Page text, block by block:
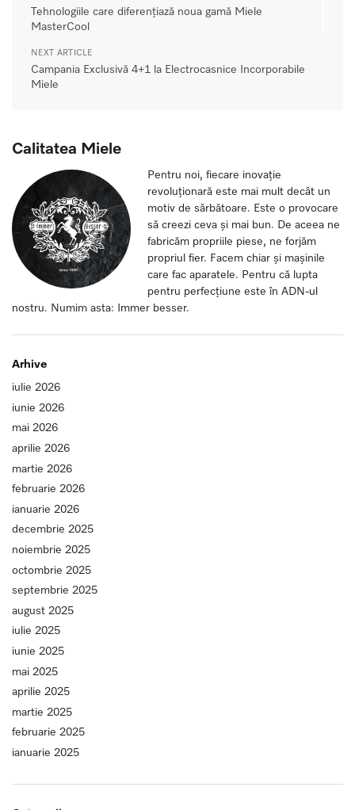
Tehnologiile care diferențiază noua gamă Miele
MasterCool
NEXT ARTICLE
Campania Exclusivă 4+1 la Electrocasnice Incorporabile
Miele
Calitatea Miele
Pentru noi, fiecare inovație
revoluționară este mai mult decât un
motiv de sărbătoare. Este o provocare
să creezi ceva și mai bun. De aceea ne
fabricăm propriile piese, ne forjăm
propriul fier. Facem chiar și mașinile
care fac aparatele. Pentru că lupta
pentru perfecțiune este în ADN-ul
nostru. Numim asta: Immer besser.
Arhive
iulie 2026
iunie 2026
mai 2026
aprilie 2026
martie 2026
februarie 2026
ianuarie 2026
decembrie 2025
noiembrie 2025
octombrie 2025
septembrie 2025
august 2025
iulie 2025
iunie 2025
mai 2025
aprilie 2025
martie 2025
februarie 2025
ianuarie 2025